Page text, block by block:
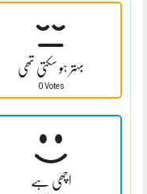
بہتر ہو سکتی تھی
0 Votes
اچھی ہے